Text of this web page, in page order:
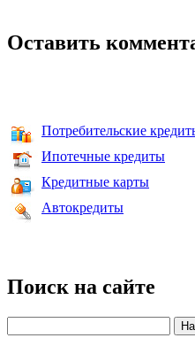
Оставить
Потребительские
Ипотечные кредиты
Кредитные карты
Автокредиты
Поиск на сайте